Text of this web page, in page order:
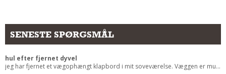
SENESTE SPØRGSMÅL
hul efter fjernet dyvel
jeg har fjernet et vægophængt klapbord i mit soveværelse. Væggen er mu...